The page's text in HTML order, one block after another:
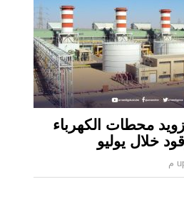
محطات الكهرباء
خلال يوليو